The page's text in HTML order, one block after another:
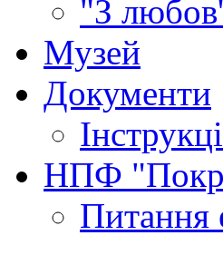
"З
Музей
Документи
НПФ
Питання